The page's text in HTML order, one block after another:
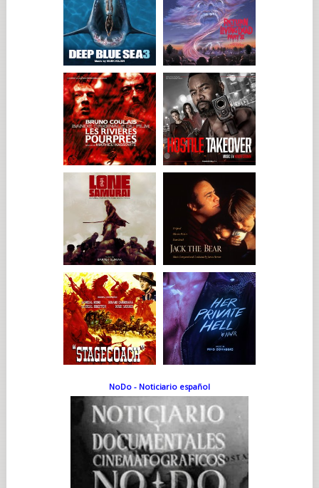
tango que observa desde su ventana… con la diferencia de que
ellos bailan en pareja. Al final, esa decisión absurda y su
encuentro con Baptiste —que en la vida real podría haber
terminado muy mal— harán que vuelva al mundo. Ese es,
precisamente, el poder del cuento: reconciliar.
¿Conocía a Salif Cissé, quien interpreta a Baptiste?...
Lo había descubierto en la película À l'abordage de Guillaume
Brac y me había parecido prodigioso.
Mi hermano Bruno también se había fijado en él y pensó en
Salif para un proyecto que finalmente no se realizó. Cuando
Fabienne Godet me anunció que interpretaría a Baptiste, me
puse muy contento. Salif combina fuerza y sutileza, dulzura,
ligereza y una hermosa gravedad. Tiene una gracia que calma y
apacigua. Yo lo disfruté muchísimo.
¿Cómo fue el primer encuentro con él?...
Fabienne quería escucharnos juntos rápidamente porque
existía ese desafío crucial de las voces.
Trabajamos varias hipótesis para acercarlas, con el
asesoramiento sutil de Michaël Gregorio. Era necesario que
cada uno avanzara hacia el otro. Nos sentimos cómodos de
inmediato.
Al ver la película, ¿pudo admirar su trabajo como actor,
especialmente en el playback de las imitaciones?...
En sí, me pareció increíble. Pero no solo en eso: en todo. Me
gusta la finura y la flexibilidad de su humor, la mirada tierna
que tiene y que le permite mantener cierta distancia respecto
a todo, sobre todo respecto a cualquier facilidad. Me encanta.
Y su voz mezclada con la suya, ¿le resultó extraña?...
Es una situación que nunca había visto en ninguna película;
simplemente no existe. Si solo hubiera estado mi voz, el
proyecto habría fracasado. El proceso fue muy largo entre el
trabajo de Salif y el mío en la postsincronización. Y al final, sí,
esa fusión resulta perturbadora. Incluso yo, al escucharla, me
pierdo. Ese desafío me gustaba mucho; me tocó
profundamente y también fue una de las razones que me
impulsaron a embarcarme en esta aventura.
NoDo - Noticiario español